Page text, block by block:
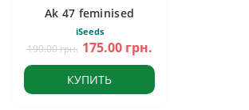
Ak 47 feminised
iSeeds
190.00 грн. 175.00 грн.
КУПИТЬ